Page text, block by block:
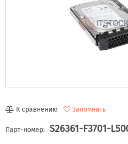
К сравнению Запомнить
Парт-номер: S26361-F3701-